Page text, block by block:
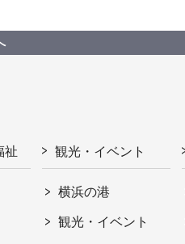
祉 観光・イベント
横浜の港
観光・イベント